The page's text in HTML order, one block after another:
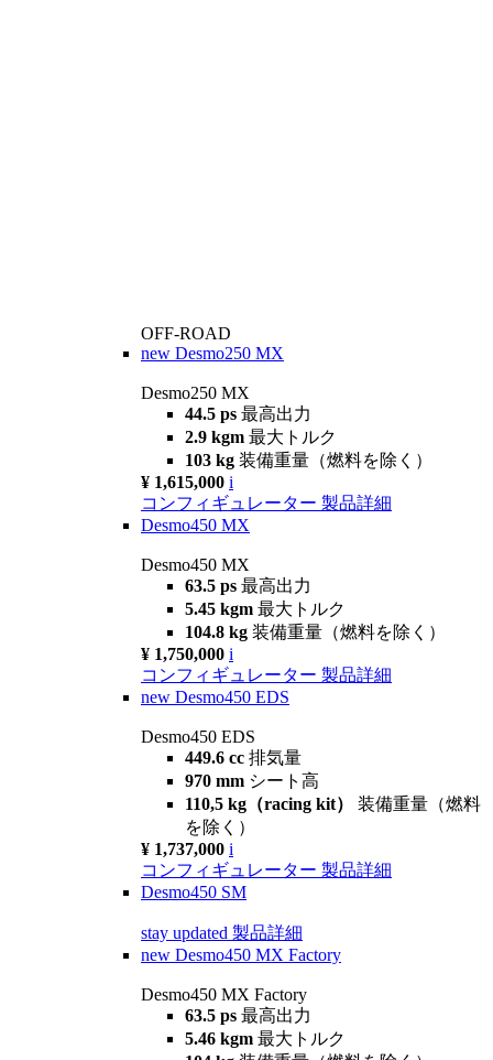
OFF-ROAD
new Desmo250 MX
Desmo250 MX
44.5 ps 最高出力
2.9 kgm 最大トルク
103 kg 装備重量（燃料を除く）
¥ 1,615,000 i
コンフィギュレーター 製品詳細
Desmo450 MX
Desmo450 MX
63.5 ps 最高出力
5.45 kgm 最大トルク
104.8 kg 装備重量（燃料を除く）
¥ 1,750,000 i
コンフィギュレーター 製品詳細
new Desmo450 EDS
Desmo450 EDS
449.6 cc 排気量
970 mm シート高
110,5 kg（racing kit） 装備重量（燃料
を除く）
¥ 1,737,000 i
コンフィギュレーター 製品詳細
Desmo450 SM
stay updated 製品詳細
new Desmo450 MX Factory
Desmo450 MX Factory
63.5 ps 最高出力
5.46 kgm 最大トルク